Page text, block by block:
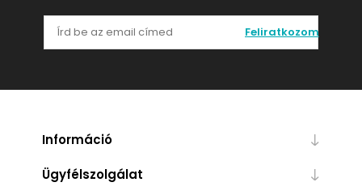
Feliratkozom
Információ
Ügyfélszolgálat